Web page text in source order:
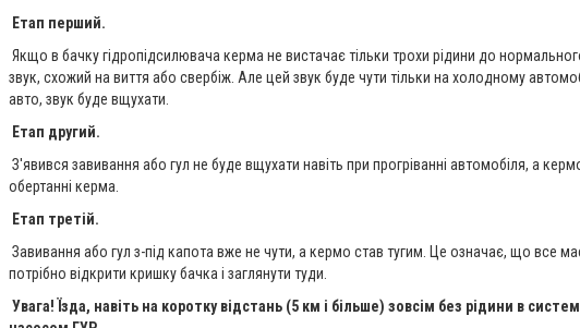
Етап перший.
Якщо в бачку гідропідсилювача керма не вистачає тільки трохи рідини до
звук, схожий на виття або свербіж. Але цей звук буде чути тільки на холодному
авто, звук буде вщухати.
Етап другий.
З'явився завивання або гул не буде вщухати навіть при прогріванні автомобіля, а
обертанні керма.
Етап третій.
Завивання або гул з-під капота вже не чути, а кермо став тугим. Це означає, що все
потрібно відкрити кришку бачка і заглянути туди.
Увага! Їзда, навіть на коротку відстань (5 км і більше) зовсім без рідини в